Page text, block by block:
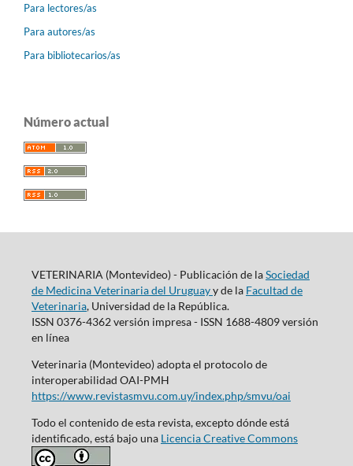
Para lectores/as
Para autores/as
Para bibliotecarios/as
Número actual
VETERINARIA (Montevideo) - Publicación de laSociedad
de Medicina Veterinaria del Uruguayy de la Facultad de
Veterinaria, Universidad de la República.
ISSN 0376-4362 versión impresa - ISSN 1688-4809 versión
en línea
Veterinaria (Montevideo) adopta el protocolo de
interoperabilidad OAI-PMH
https://www.revistasmvu.com.uy/index.php/smvu/oai
Todo el contenido de esta revista, excepto dónde está
identificado, está bajo una Licencia Creative Commons